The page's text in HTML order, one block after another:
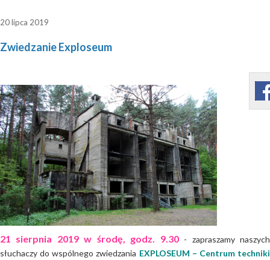
20 lipca 2019
Zwiedzanie Exploseum
21 sierpnia 2019 w środę, godz. 9.30 - zapraszamy naszych
słuchaczy do wspólnego zwiedzania EXPLOSEUM – Centrum techniki